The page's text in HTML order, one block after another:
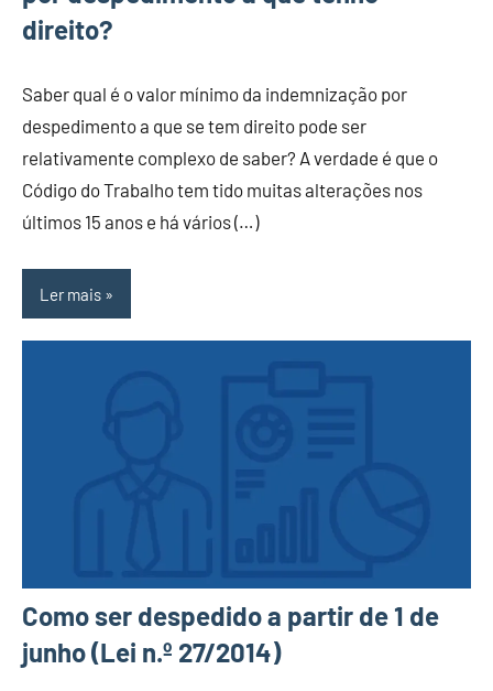
direito?
Saber qual é o valor mínimo da indemnização por
despedimento a que se tem direito pode ser
relativamente complexo de saber? A verdade é que o
Código do Trabalho tem tido muitas alterações nos
últimos 15 anos e há vários (…)
Ler mais
Como ser despedido a partir de 1 de
junho (Lei n.º 27/2014)